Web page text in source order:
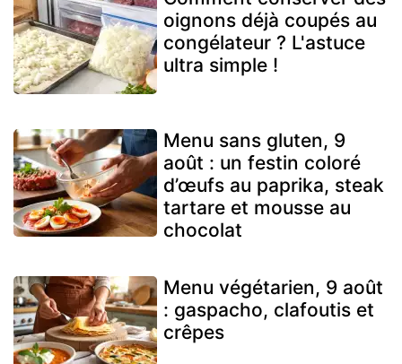
oignons déjà coupés au
congélateur ? L'astuce
ultra simple !
Menu sans gluten, 9
août : un festin coloré
d’œufs au paprika, steak
tartare et mousse au
chocolat
Menu végétarien, 9 août
: gaspacho, clafoutis et
crêpes